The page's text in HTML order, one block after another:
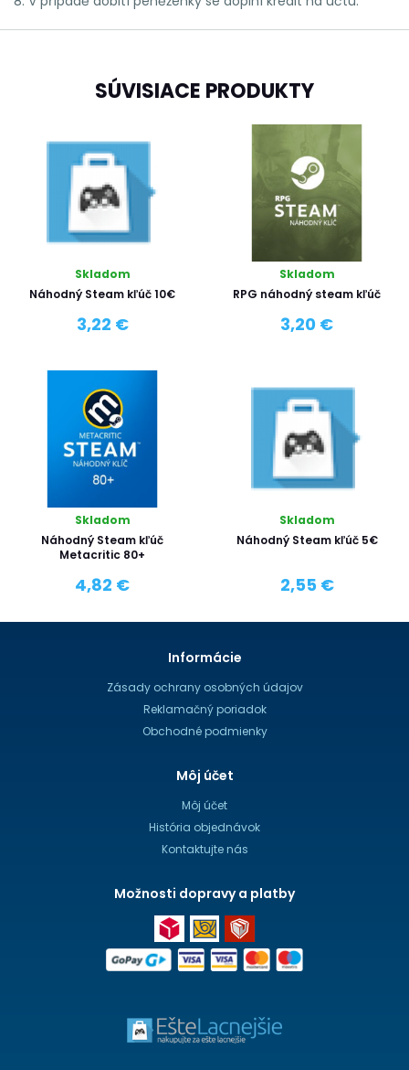
SÚVISIACE PRODUKTY
Skladom
Náhodný Steam kľúč 10€
3,22 €
Skladom
RPG náhodný steam kľúč
3,20 €
Skladom
Náhodný Steam kľúč
Metacritic 80+
4,82 €
Skladom
Náhodný Steam kľúč 5€
2,55 €
Informácie
Zásady ochrany osobných údajov
Reklamačný poriadok
Obchodné podmienky
Môj účet
Môj účet
História objednávok
Kontaktujte nás
Možnosti dopravy a platby